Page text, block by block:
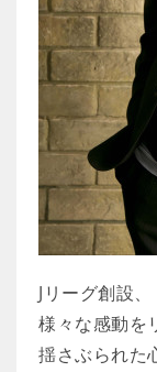
Jリーグ創設
様々な感動を
揺さぶられた